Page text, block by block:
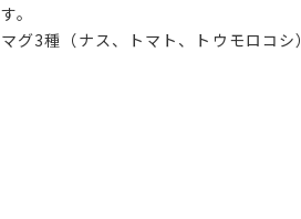
す。
マグ3種（ナス、トマト、トウモロコシ）